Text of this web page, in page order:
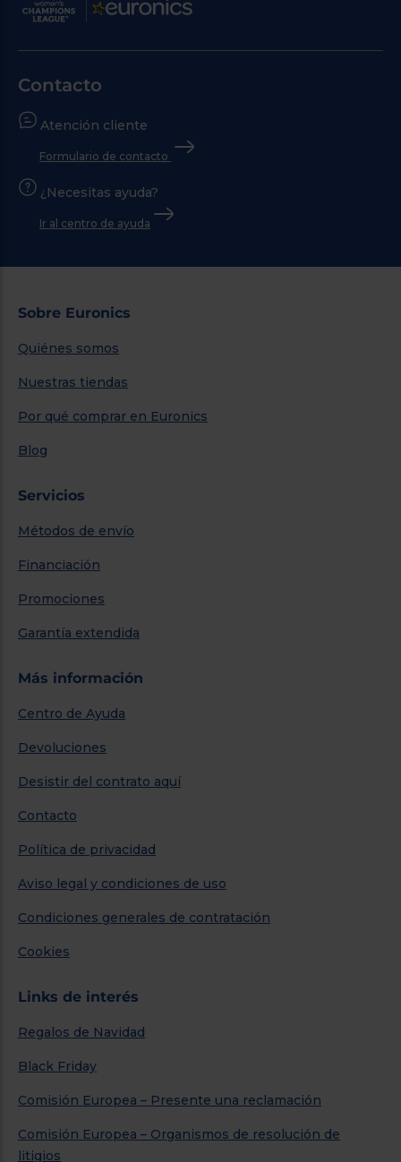
Contacto
Atención cliente
Formulario de contacto
¿Necesitas ayuda?
Ir al centro de ayuda
Sobre Euronics
Quiénes somos
Nuestras tiendas
Por qué comprar en Euronics
Blog
Servicios
Métodos de envío
Financiación
Promociones
Garantía extendida
Más información
Centro de Ayuda
Devoluciones
Desistir del contrato aquí
Contacto
Política de privacidad
Aviso legal y condiciones de uso
Condiciones generales de contratación
Cookies
Links de interés
Regalos de Navidad
Black Friday
Comisión Europea – Presente una reclamación
Comisión Europea – Organismos de resolución de
litigios